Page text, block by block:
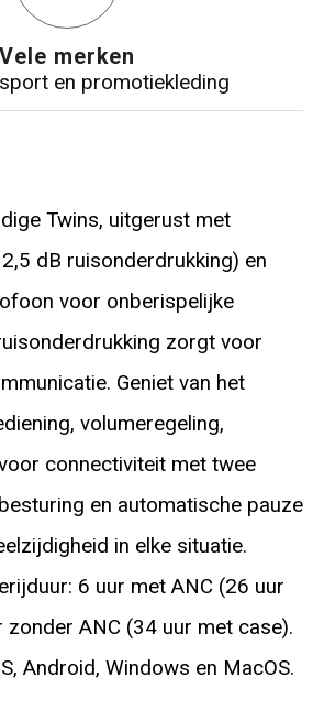
Vele merken
en promotiekleding
Twins, uitgerust met
dB ruisonderdrukking) en
voor onberispelijke
zorgt voor
Geniet van het
volumeregeling,
connectiviteit met twee
en automatische pauze
in elke situatie.
6 uur met ANC (26 uur
zonder ANC (34 uur met case).
Android, Windows en MacOS.